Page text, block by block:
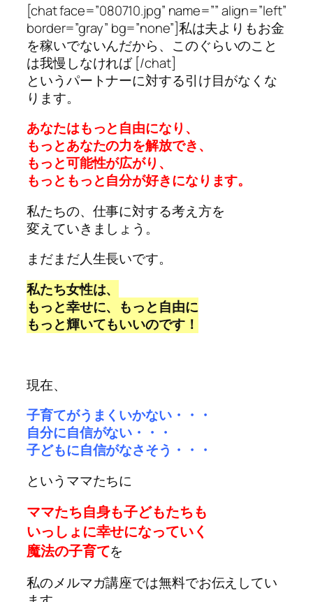
[chat face=”080710.jpg” name=”” align=”left”
border=”gray” bg=”none”]私は夫よりもお金
を稼いでないんだから、 このぐらいのこと
は我慢しなければ[/chat]
というパートナーに対する引け目がなくな
ります。
あなたはもっと自由になり、
もっとあなたの力を解放でき、
もっと可能性が広がり、
もっともっと自分が好きになります。
私たちの、仕事に対する考え方を
変えていきましょう。
まだまだ人生長いです。
私たち女性は、
もっと幸せに、もっと自由に
もっと輝いてもいいのです！
現在、
子育てがうまくいかない・・・
自分に自信がない・・・
子どもに自信がなさそう・・・
というママたちに
ママたち自身も子どもたちも
いっしょに幸せになっていく
魔法の子育てを
私のメルマガ講座では無料でお伝えしてい